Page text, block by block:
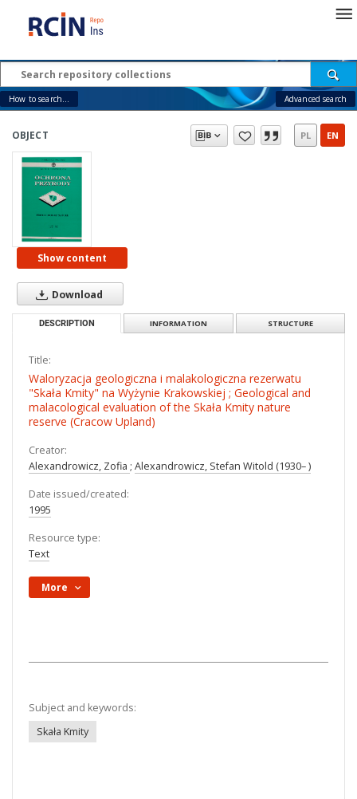
How to search... Advanced search
OBJECT PL EN
Show content
Download
DESCRIPTION INFORMATION STRUCTURE
Title:
Waloryzacja geologiczna i malakologiczna rezerwatu
"Skała Kmity" na Wyżynie Krakowskiej ; Geological and
malacological evaluation of the Skała Kmity nature
reserve (Cracow Upland)
Creator:
Alexandrowicz, Zofia ; Alexandrowicz, Stefan Witold (1930– )
Date issued/created:
1995
Resource type:
Text
More
Subject and keywords:
Skała Kmity